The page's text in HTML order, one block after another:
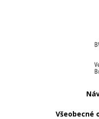
Všeobecné